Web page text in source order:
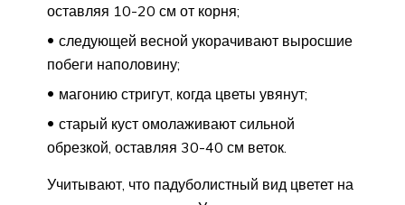
оставляя 10-20 см от корня;
следующей весной укорачивают выросшие
побеги наполовину;
магонию стригут, когда цветы увянут;
старый куст омолаживают сильной
обрезкой, оставляя 30-40 см веток.
Учитывают, что падуболистный вид цветет на